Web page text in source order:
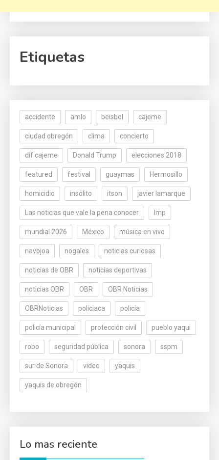
Etiquetas
accidente amlo beisbol cajeme
ciudad obregón clima concierto
dif cajeme Donald Trump elecciones 2018
featured festival guaymas Hermosillo
homicidio insólito itson javier lamarque
Las noticias que vale la pena conocer lmp
mundial 2026 México música en vivo
navojoa nogales noticias curiosas
noticias de OBR noticias deportivas
noticias OBR OBR OBR Noticias
OBRNoticias policiaca policía
policía municipal protección civil pueblo yaqui
robo seguridad pública sonora sspm
sur de Sonora video yaquis
yaquis de obregón
Lo mas reciente